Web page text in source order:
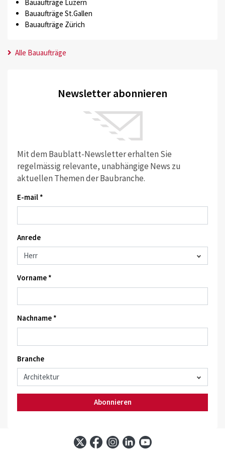
Bauaufträge Luzern
Bauaufträge St.Gallen
Bauaufträge Zürich
Alle Bauaufträge
Newsletter abonnieren
Mit dem Baublatt-Newsletter erhalten Sie
regelmässig relevante, unabhängige News zu
aktuellen Themen der Baubranche.
E-mail *
Anrede
Vorname *
Nachname *
Branche
Abonnieren